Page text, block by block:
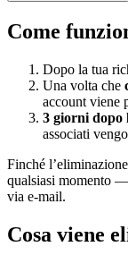
Come
Dopo la tua
Una volta che
account viene
3 giorni dopo
associati
Finché
qualsiasi momento
via e-mail.
Cosa viene